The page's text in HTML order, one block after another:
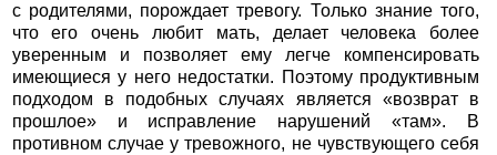
с родителями, порождает тревогу. Только знание того,
что его очень любит мать, делает человека более
уверенным и позволяет ему легче компенсировать
имеющиеся у него недостатки. Поэтому продуктивным
подходом в подобных случаях является «возврат в
прошлое» и исправление нарушений «там». В
противном случае у тревожного, не чувствующего себя